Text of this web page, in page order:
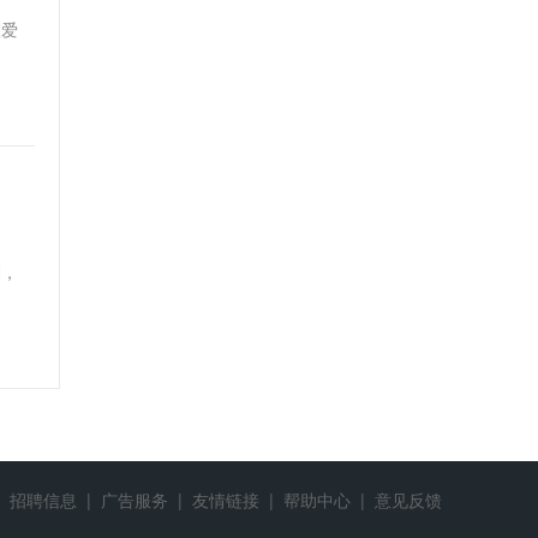
招聘信息 | 广告服务 | 友情链接 | 帮助中心 | 意见反馈